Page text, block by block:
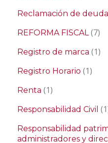
Reclamación de deuda
REFORMA FISCAL (7)
Registro de marca (1)
Registro Horario (1)
Renta (1)
Responsabilidad Civil
Responsabilidad
administradores y